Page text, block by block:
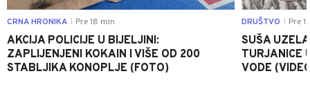
CRNA HRONIKA Pre 18 min
AKCIJA POLICIJE U BIJELJINI:
ZAPLIJENJENI KOKAIN I VIŠE OD 200
STABLJIKA KONOPLJE (FOTO)
DRUŠTVO Pre 1
SUŠA
TURJANICE
VODE